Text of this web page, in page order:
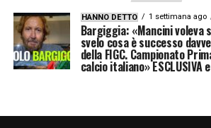
HANNO DETTO 1 settimana ago
Bargiggia: «Mancini voleva
svelo cosa è successo
della FIGC. Campionato
calcio italiano» ESCLUSIVA e